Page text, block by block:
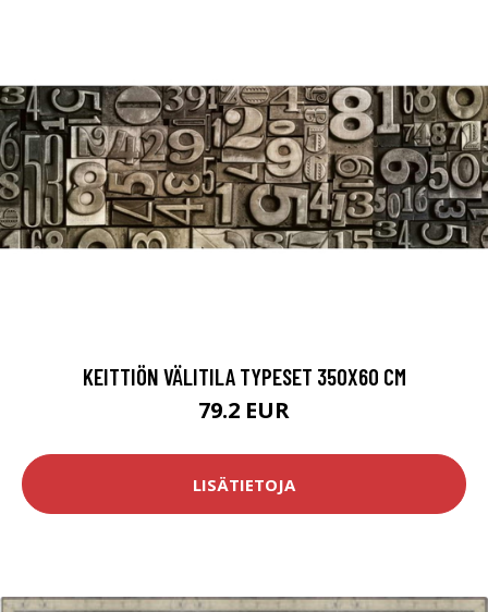
KEITTIÖN VÄLITILA TYPESET 350X60 CM
79.2 EUR
LISÄTIETOJA